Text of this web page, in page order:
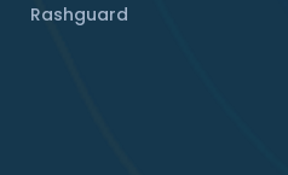
Rashguard